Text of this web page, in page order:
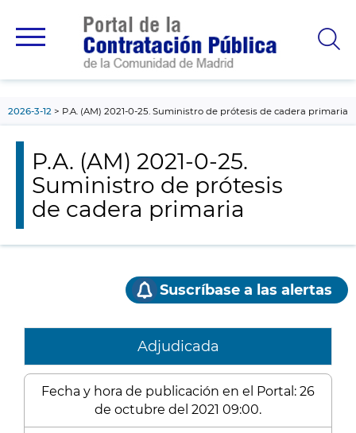
principal
2026-3-12 P.A. (AM) 2021-0-25. Suministro de prótesis de cadera primaria
P.A. (AM) 2021-0-25.
Suministro de prótesis
de cadera primaria
Suscríbase a las alertas
Adjudicada
Fecha y hora de publicación en el Portal: 26
de octubre del 2021 09:00.